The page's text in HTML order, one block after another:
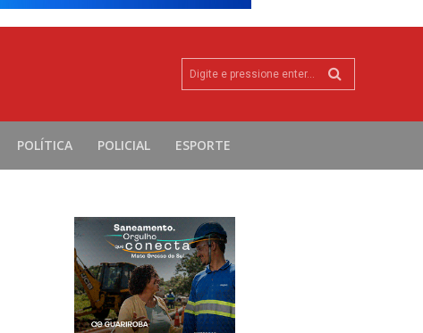
Digite e pressione enter...
POLÍTICA POLICIAL ESPORTE